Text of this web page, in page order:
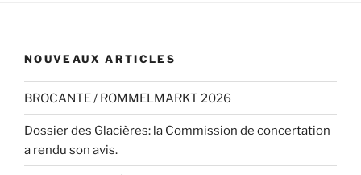
NOUVEAUX ARTICLES
BROCANTE / ROMMELMARKT 2026
Dossier des Glacières: la Commission de concertation
a rendu son avis.